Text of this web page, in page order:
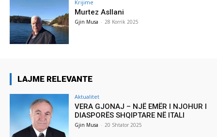
Krijime
Murtez Asllani
Gjin Musa - 28 Korrik 2025
LAJME RELEVANTE
Aktualitet
VERA GJONAJ – NJË EMËR I NJOHUR I
DIASPORËS SHQIPTARE NË ITALI
Gjin Musa - 20 Shtator 2025